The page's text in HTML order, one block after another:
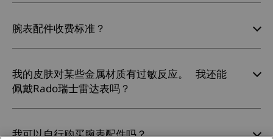
腕表配件收费标准？
我的皮肤对某些金属材质有过敏反应。 我还能
佩戴Rado瑞士雷达表吗？
我可以自行购买腕表配件吗？